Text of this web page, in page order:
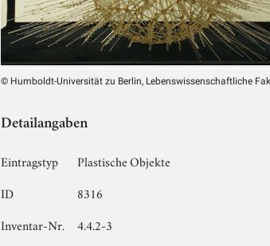
© Humboldt-Universität zu Berlin, Lebenswissenschaftliche
Detailangaben
Eintragstyp
Plastische Objekte
ID
8316
Inventar-Nr.
4.4.2-3